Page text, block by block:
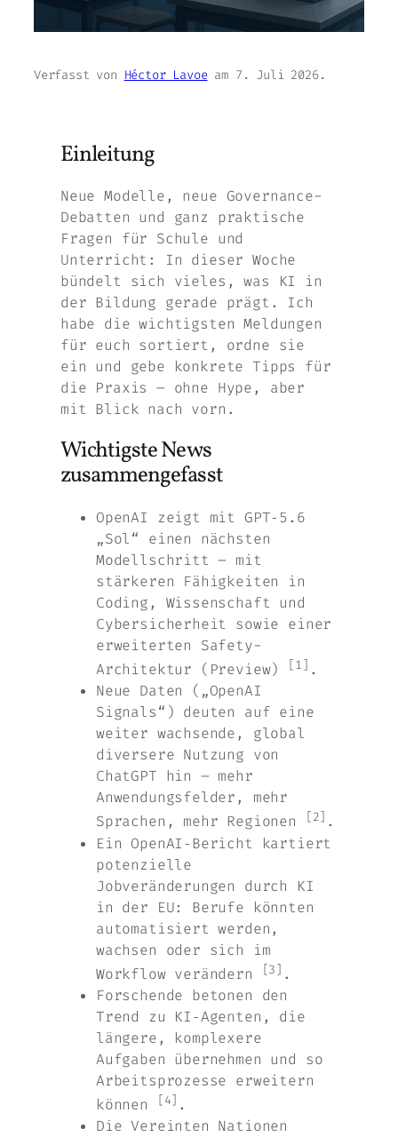
Verfasst von Héctor Lavoeam 7. Juli 2026.
Einleitung
Neue Modelle, neue Governance-
Debatten und ganz praktische
Fragen für Schule und
Unterricht: In dieser Woche
bündelt sich vieles, was KI in
der Bildung gerade prägt. Ich
habe die wichtigsten Meldungen
für euch sortiert, ordne sie
ein und gebe konkrete Tipps für
die Praxis – ohne Hype, aber
mit Blick nach vorn.
Wichtigste News
zusammengefasst
OpenAI zeigt mit GPT‑5.6
„Sol“ einen nächsten
Modellschritt – mit
stärkeren Fähigkeiten in
Coding, Wissenschaft und
Cybersicherheit sowie einer
erweiterten Safety-
Architektur (Preview)
[1] .
Neue Daten („OpenAI
Signals“) deuten auf eine
weiter wachsende, global
diversere Nutzung von
ChatGPT hin – mehr
Anwendungsfelder, mehr
Sprachen, mehr Regionen
[2] .
Ein OpenAI‑Bericht kartiert
potenzielle
Jobveränderungen durch KI
in der EU: Berufe könnten
automatisiert werden,
wachsen oder sich im
Workflow verändern
[3] .
Forschende betonen den
Trend zu KI‑Agenten, die
längere, komplexere
Aufgaben übernehmen und so
Arbeitsprozesse erweitern
können
[4] .
Die Vereinten Nationen